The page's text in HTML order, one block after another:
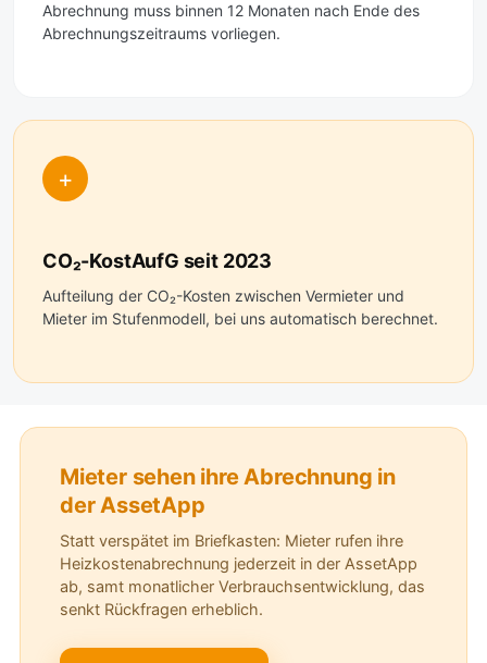
Abrechnung muss binnen 12 Monaten nach Ende des
Abrechnungszeitraums vorliegen.
+
CO₂-KostAufG seit 2023
Aufteilung der CO₂-Kosten zwischen Vermieter und
Mieter im Stufenmodell, bei uns automatisch berechnet.
Mieter sehen ihre Abrechnung in
der AssetApp
Statt verspätet im Briefkasten: Mieter rufen ihre
Heizkostenabrechnung jederzeit in der AssetApp
ab, samt monatlicher Verbrauchsentwicklung, das
senkt Rückfragen erheblich.